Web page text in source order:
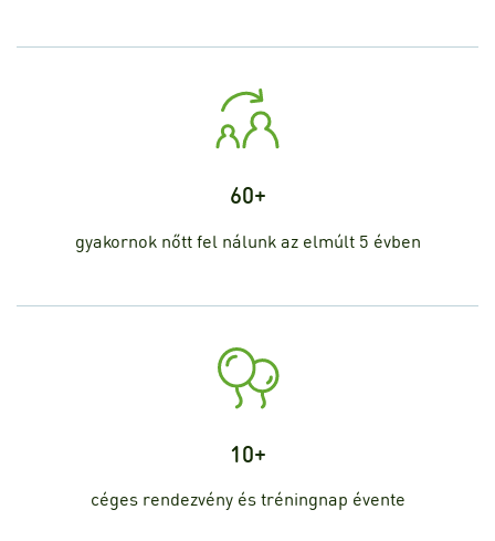
60+
gyakornok nőtt fel nálunk az elmúlt 5 évben
10+
céges rendezvény és tréningnap évente